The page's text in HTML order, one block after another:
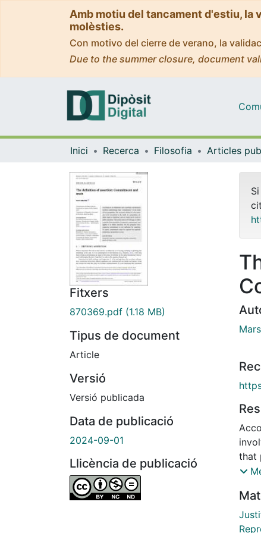
Amb motiu del tancament d'estiu, la
molèsties.
Con motivo del cierre de verano, la
Due to the summer closure, document
Inici Recerca Filosofia
Fitxers
870369.pdf (1.18 MB)
Tipus de document
Article
Versió
Versió publicada
Data de publicació
2024-09-01
Llicència de publicació
that
to